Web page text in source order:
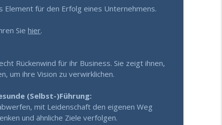
Element für den Erfolg eines Unternehmens.
Siehier.
Rückenwind für ihr Business. Sie zeigt ihnen,
um ihre Vision zu verwirklichen.
(Selbst-)Führung:
mit Leidenschaft den eigenen Weg
und ähnliche Ziele verfolgen.